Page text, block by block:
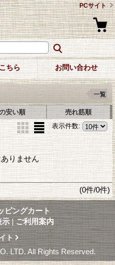
PCサイト
ちら お問い合わせ
一覧
安い順
売れ筋順
表示件数:
りません
(0件/0件)
ピングカート
示 | ご利用案内
ト
LTD. All Rights Reserved.